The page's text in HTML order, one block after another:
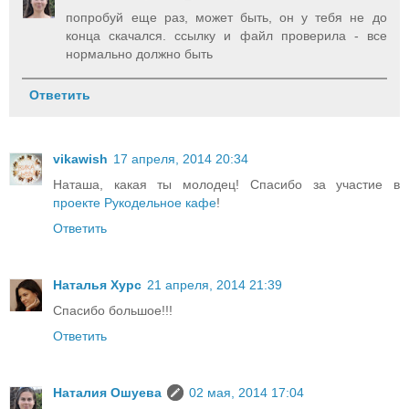
попробуй еще раз, может быть, он у тебя не до
конца скачался. ссылку и файл проверила - все
нормально должно быть
Ответить
vikawish 17 апреля, 2014 20:34
Наташа, какая ты молодец! Спасибо за участие в
проекте Рукодельное кафе!
Ответить
Наталья Хурс 21 апреля, 2014 21:39
Спасибо большое!!!
Ответить
Наталия Ошуева
02 мая, 2014 17:04